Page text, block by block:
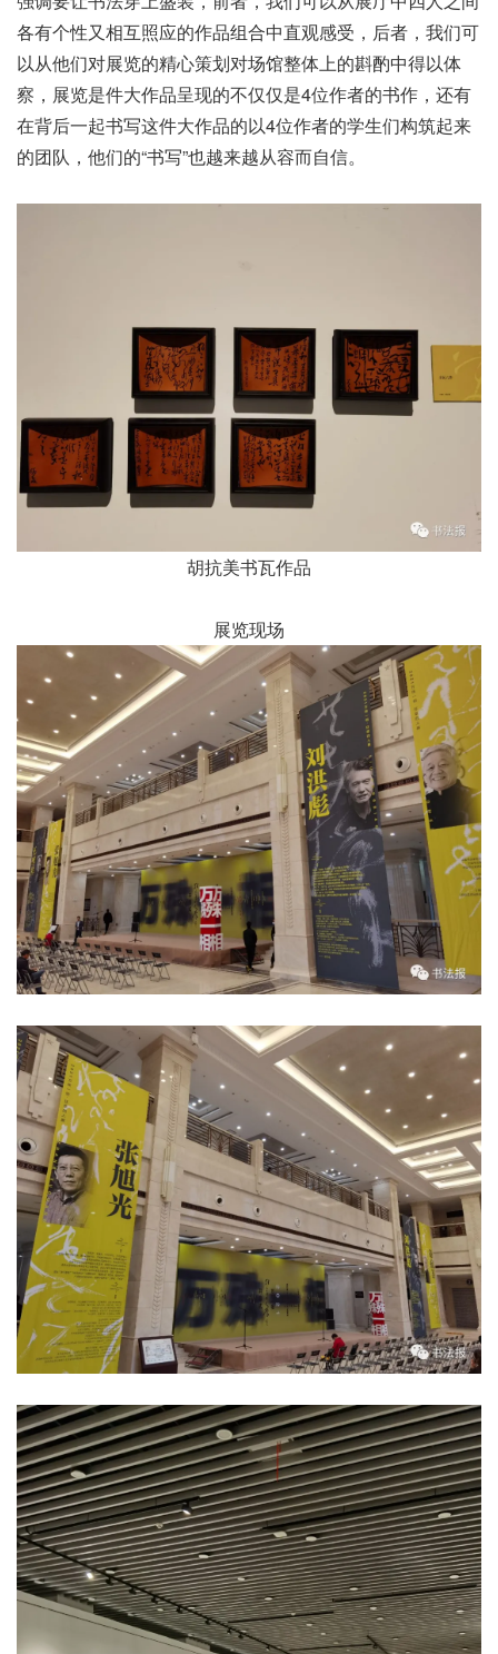
各有个性又相互照应的作品组合中直观感受， 后者， 我们可
以从他们对展览的精心策划对场馆整体上的斟酌中得以体
察， 展览是件大作品呈现的不仅仅是4位作者的书作， 还有
在背后一起书写这件大作品的以4位作者的学生们构筑起来
的团队， 他们的“书写”也越来越从容而自信。
胡抗美书瓦作品
展览现场